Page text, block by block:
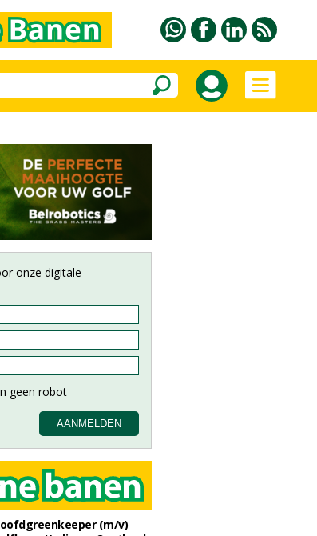
onze digitale
(m/v)